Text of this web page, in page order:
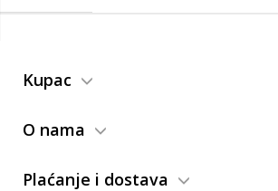
Kupac
O nama
Plaćanje i dostava